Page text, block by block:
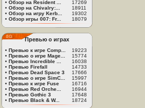
• Обзор на Resident ...
17269
• Обзор на Chivalry:...
18911
• Обзор на игру Kerb...
19302
• Обзор игры 007: Fr... 18079
Превью о играх
• Превью к игре Comp...
19223
• Превью о игре Mage...
15774
• Превью Incredible ...
16038
• Превью Firefall
14733
• Превью Dead Space 3
17666
• Превью о игре SimC...
15997
• Превью к игре Fuse
16716
• Превью Red Orche...
16944
• Превью Gothic 3
17648
• Превью Black & W... 18724